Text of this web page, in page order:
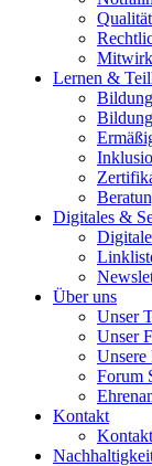
Lernen &
Digitales &
Über uns
Unser
Unser
Unsere
Forum
Kontakt